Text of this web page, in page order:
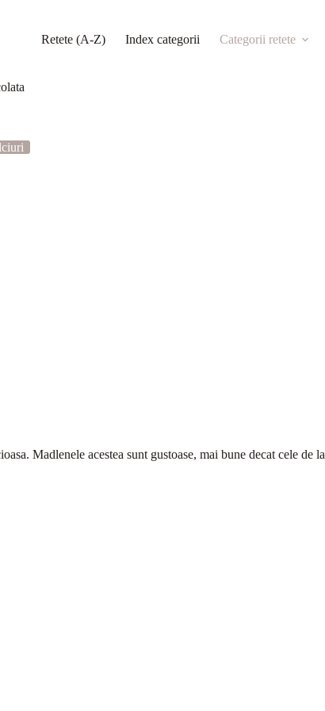
Retete (A-Z) Index categorii Categorii retete
Madlenele acestea sunt gustoase, mai bune decat cele de la